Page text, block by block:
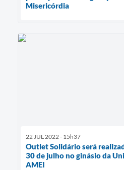
Misericórdia
22 JUL 2022 - 15h37
Outlet Solidário será
30 de julho no ginásio da
AMEI